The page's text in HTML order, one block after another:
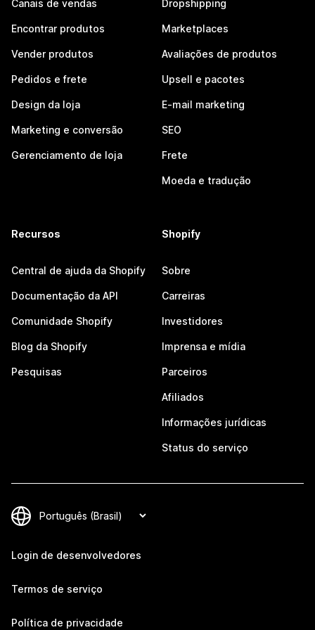
Canais de vendas
Encontrar produtos
Vender produtos
Pedidos e frete
Design da loja
Marketing e conversão
Gerenciamento de loja
Dropshipping
Marketplaces
Avaliações de produtos
Upsell e pacotes
E-mail marketing
SEO
Frete
Moeda e tradução
Recursos
Central de ajuda da Shopify
Documentação da API
Comunidade Shopify
Blog da Shopify
Pesquisas
Shopify
Sobre
Carreiras
Investidores
Imprensa e mídia
Parceiros
Afiliados
Informações jurídicas
Status do serviço
Login de desenvolvedores
Termos de serviço
Política de privacidade